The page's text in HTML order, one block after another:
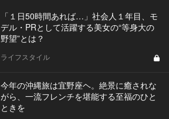
「１日50時間あれば…」社会人１年目、モ
デル・PRとして活躍する美女の“等身大の
野望”とは？
ライフスタイル
今年の沖縄旅は宜野座ヘ。絶景に癒されな
がら、一流フレンチを堪能する至福のひと
ときを